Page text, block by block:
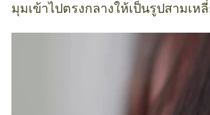
มุมเข้าไปตรงกลางให้เป็นรูปสามเห